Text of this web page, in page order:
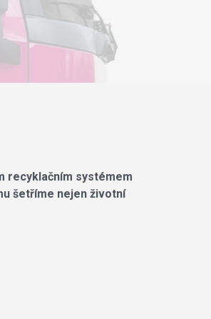
recyklačním systémem
šetříme nejen životní